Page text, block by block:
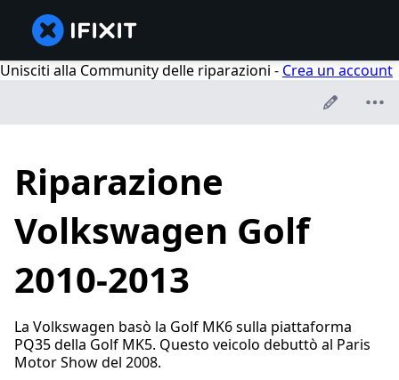
Unisciti alla Community delle riparazioni - Crea un account
Riparazione
Volkswagen Golf
2010-2013
La Volkswagen basò la Golf MK6 sulla piattaforma
PQ35 della Golf MK5. Questo veicolo debuttò al Paris
Motor Show del 2008.